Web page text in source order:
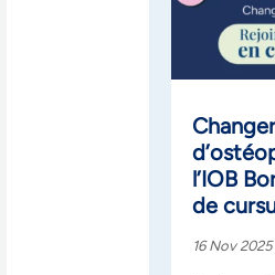
l’IOB
de
16 Nov 2025